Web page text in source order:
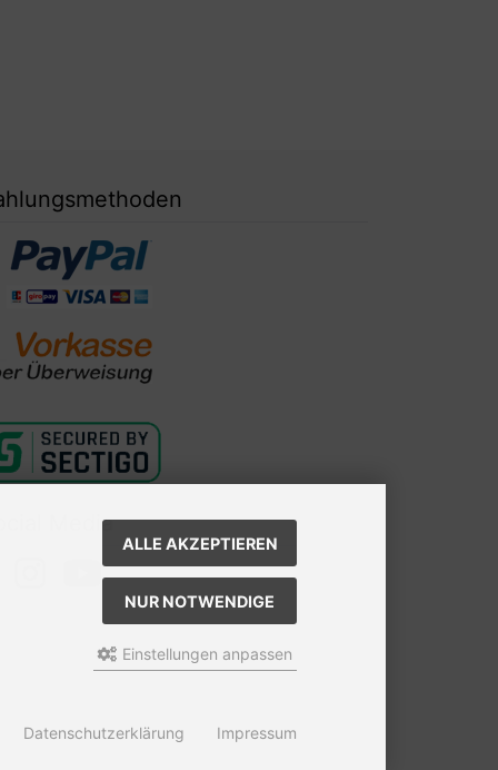
Media
ALLE AKZEPTIEREN
NUR NOTWENDIGE
Einstellungen anpassen
Datenschutzerklärung Impressum